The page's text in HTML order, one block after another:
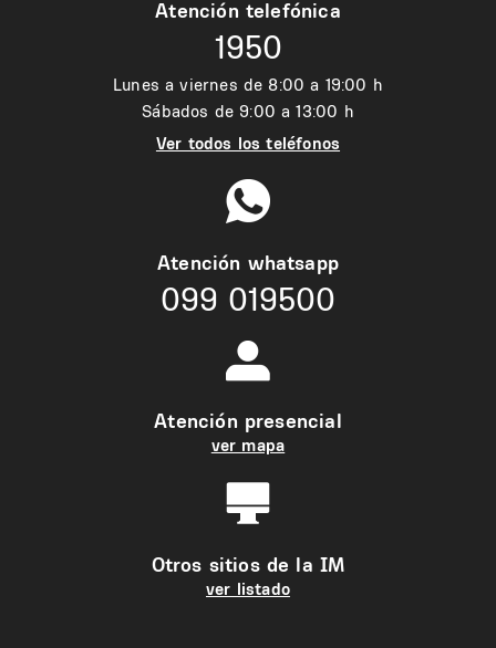
Atención telefónica
1950
Lunes a viernes de 8:00 a 19:00 h
Sábados de 9:00 a 13:00 h
Ver todos los teléfonos
Atención whatsapp
099 019500
Atención presencial
ver mapa
Otros sitios de la IM
ver listado